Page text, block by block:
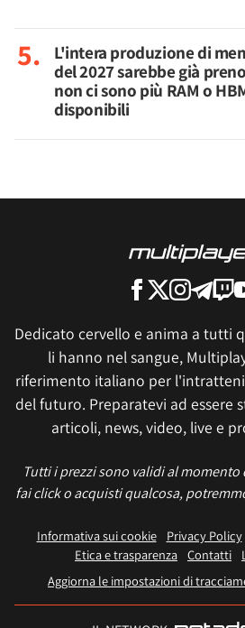
L'intera produzione di
del 2027 sarebbe già
non ci sono più RAM o
disponibili
Dedicato cervello e anima a tutti
li hanno nel sangue,
riferimento italiano per
del futuro. Preparatevi ad essere
articoli, news, video, live e
Tutti i prezzi sono validi al
fai click o acquisti qualcosa,
Informativa sui cookie Privacy Policy
Etica e trasparenza Contatti
Aggiorna le impostazioni di